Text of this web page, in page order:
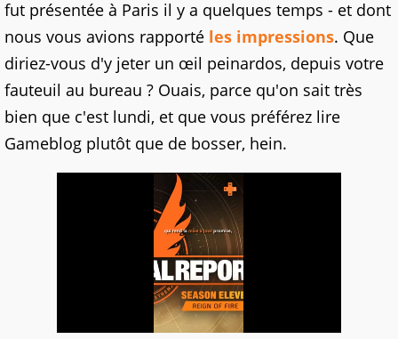
fut présentée à Paris il y a quelques temps - et dont
nous vous avions rapporté les impressions. Que
diriez-vous d'y jeter un œil peinardos, depuis votre
fauteuil au bureau ? Ouais, parce qu'on sait très
bien que c'est lundi, et que vous préférez lire
Gameblog plutôt que de bosser, hein.